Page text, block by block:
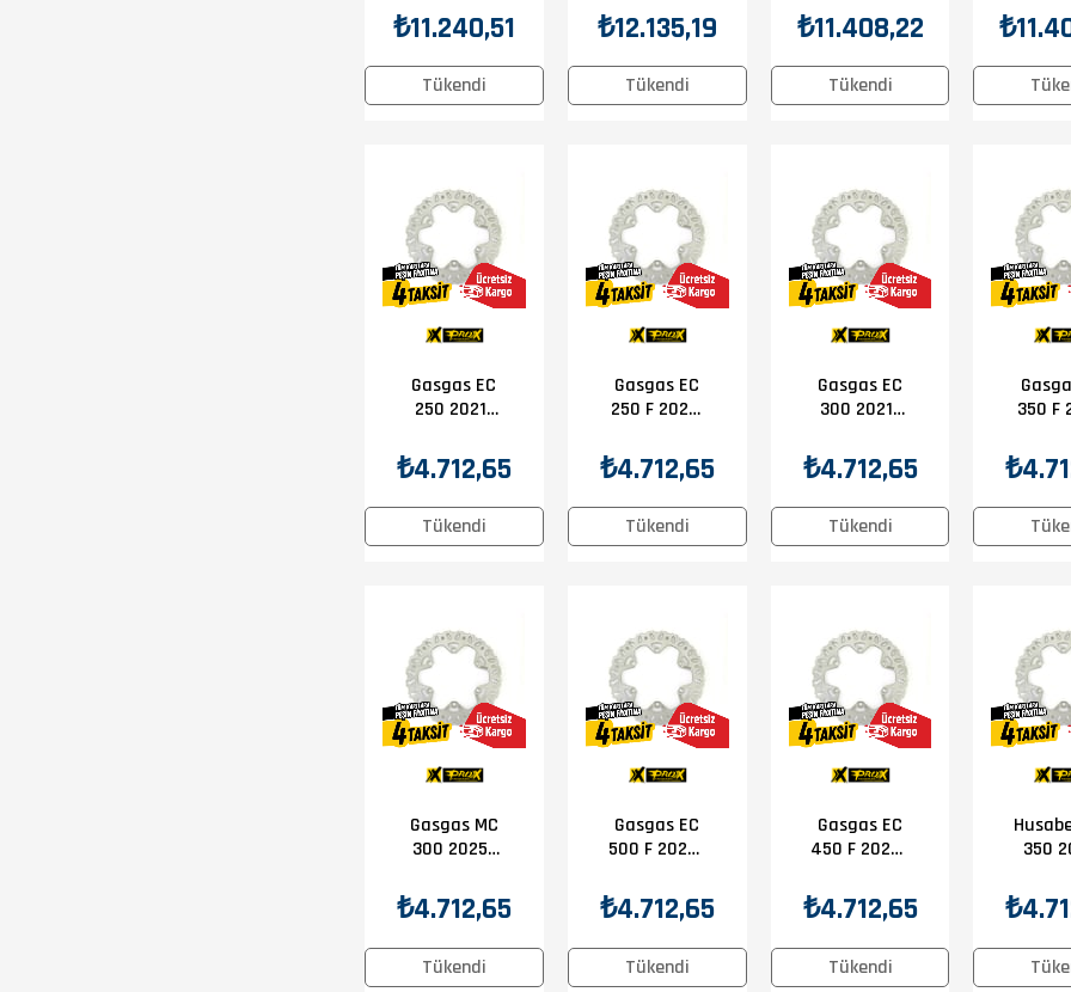
Tükendi
2008-2016
EBC Ön Disk
₺11.240,51
Tükendi
KTM 990
Adventure
2006-2012
EBC Ön Disk
₺12.135,19
Tükendi
Gold Wing
GL 1800
2006-2017
EBC Ön Disk
₺11.408,22
XL
2004-
EBC
Tükendi
Gasgas EC
250 2021-
Ön Disk
₺4.712,65
Tükendi
Gasgas EC
250 F 2021-
Ön Disk
₺4.712,65
Tükendi
Gasgas EC
300 2021-
Ön Disk
₺4.712,65
350 F
Ön
Tükendi
Gasgas MC
300 2025-
Ön Disk
₺4.712,65
Tükendi
Gasgas EC
500 F 2024-
Ön Disk
₺4.712,65
Tükendi
Gasgas EC
450 F 2024-
Ön Disk
₺4.712,65
350
Ön